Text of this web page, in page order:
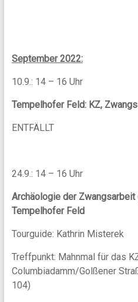
September 2022:
10.9.: 14 – 16 Uhr
Tempelhofer Feld: KZ,
ENTFÄLLT
24.9.: 14 – 16 Uhr
Archäologie der
Tempelhofer Feld
Tourguide: Kathrin Misterek
Treffpunkt: Mahnmal für das
Columbiadamm/Golßener
104)